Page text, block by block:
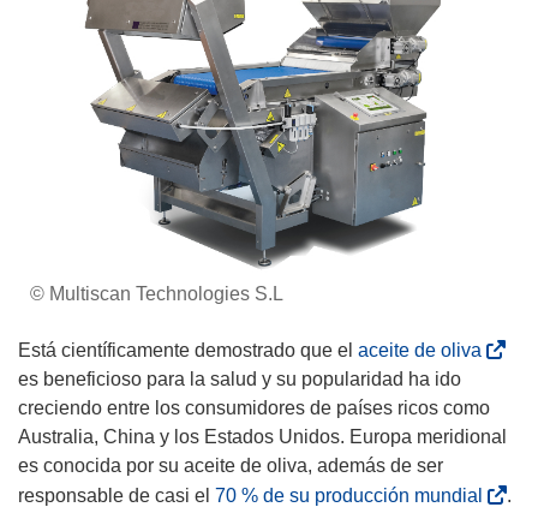
© Multiscan Technologies S.L
Está científicamente demostrado que el aceite de oliva
e
a
r
es beneficioso para la salud y su popularidad ha ido
creciendo entre los consumidores de países ricos como
Australia, China y los Estados Unidos. Europa meridional
es conocida por su aceite de oliva, además de ser
responsable de casi el 70 % de su producción mundial .